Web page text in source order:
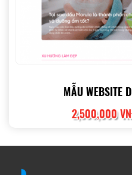
MẪU WEBSITE
2,500,000